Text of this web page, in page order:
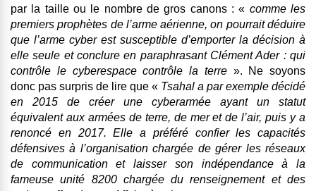
par la taille ou le nombre de gros canons : « comme les
premiers prophètes de l’arme aérienne, on pourrait déduire
que l’arme cyber est susceptible d’emporter la décision à
elle seule et conclure en paraphrasant Clément Ader : qui
contrôle le cyberespace contrôle la terre». Ne soyons
donc pas surpris de lire que « Tsahal a par exemple décidé
en 2015 de créer une cyberarmée ayant un statut
équivalent aux armées de terre, de mer et de l’air, puis y a
renoncé en 2017. Elle a préféré confier les capacités
défensives à l’organisation chargée de gérer les réseaux
de communication et laisser son indépendance à la
fameuse unité 8200 chargée du renseignement et des